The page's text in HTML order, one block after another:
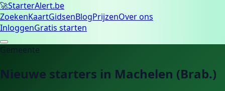
🚀StarterAlert.be
ZoekenKaartGidsenBlogPrijzenOver ons
InloggenGratis starten
Gemeente
Nieuwe starters in Machelen (Brab.)